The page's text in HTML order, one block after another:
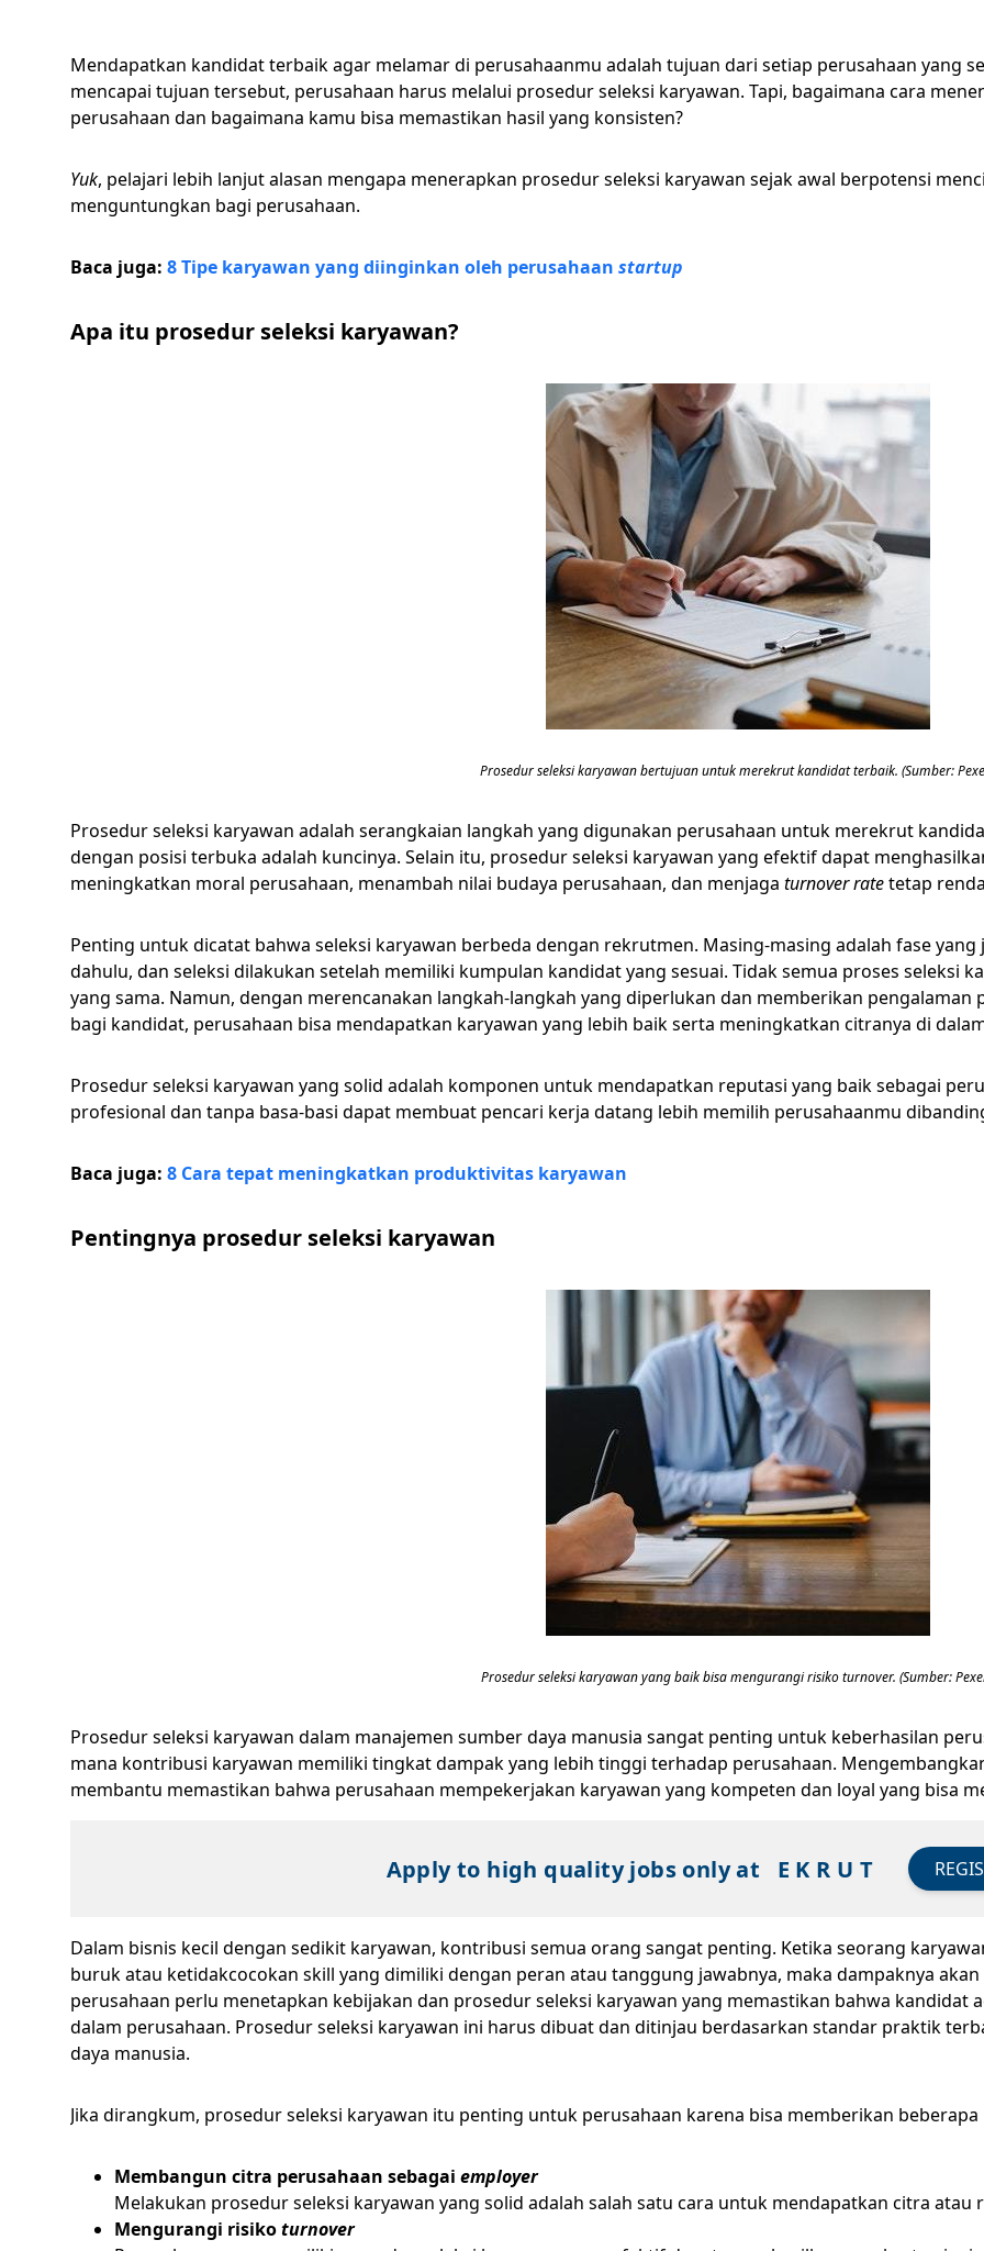
Mendapatkan kandidat terbaik agar melamar di perusahaanmu adalah tujuan dari setiap perusahaan yang
mencapai tujuan tersebut, perusahaan harus melalui prosedur seleksi karyawan. Tapi, bagaimana cara
perusahaan dan bagaimana kamu bisa memastikan hasil yang konsisten?
Yuk, pelajari lebih lanjut alasan mengapa menerapkan prosedur seleksi karyawan sejak awal berpotensi
menguntungkan bagi perusahaan.
Baca juga: 8 Tipe karyawan yang diinginkan oleh perusahaan startup
Apa itu prosedur seleksi karyawan?
Prosedur seleksi karyawan bertujuan untuk merekrut kandidat terbaik. (Sumber:
Prosedur seleksi karyawan adalah serangkaian langkah yang digunakan perusahaan untuk merekrut
dengan posisi terbuka adalah kuncinya. Selain itu, prosedur seleksi karyawan yang efektif dapat
meningkatkan moral perusahaan, menambah nilai budaya perusahaan, dan menjaga turnover ratetetap
Penting untuk dicatat bahwa seleksi karyawan berbeda dengan rekrutmen. Masing-masing adalah fase
dahulu, dan seleksi dilakukan setelah memiliki kumpulan kandidat yang sesuai. Tidak semua proses seleksi
yang sama. Namun, dengan merencanakan langkah-langkah yang diperlukan dan memberikan
bagi kandidat, perusahaan bisa mendapatkan karyawan yang lebih baik serta meningkatkan citranya di
Prosedur seleksi karyawan yang solid adalah komponen untuk mendapatkan reputasi yang baik sebagai
profesional dan tanpa basa-basi dapat membuat pencari kerja datang lebih memilih perusahaanmu
Baca juga: 8 Cara tepat meningkatkan produktivitas karyawan
Pentingnya prosedur seleksi karyawan
Prosedur seleksi karyawan yang baik bisa mengurangi risiko turnover. (Sumber:
Prosedur seleksi karyawan dalam manajemen sumber daya manusia sangat penting untuk keberhasilan
mana kontribusi karyawan memiliki tingkat dampak yang lebih tinggi terhadap perusahaan.
membantu memastikan bahwa perusahaan mempekerjakan karyawan yang kompeten dan loyal yang bisa
Apply to high quality jobs only at E K R U T
Dalam bisnis kecil dengan sedikit karyawan, kontribusi semua orang sangat penting. Ketika seorang
buruk atau ketidakcocokan skill yang dimiliki dengan peran atau tanggung jawabnya, maka dampaknya
perusahaan perlu menetapkan kebijakan dan prosedur seleksi karyawan yang memastikan bahwa kandidat
dalam perusahaan. Prosedur seleksi karyawan ini harus dibuat dan ditinjau berdasarkan standar praktik
daya manusia.
Jika dirangkum, prosedur seleksi karyawan itu penting untuk perusahaan karena bisa memberikan
Membangun citra perusahaan sebagai employer
Melakukan prosedur seleksi karyawan yang solid adalah salah satu cara untuk mendapatkan citra atau
Mengurangi risikoturnover